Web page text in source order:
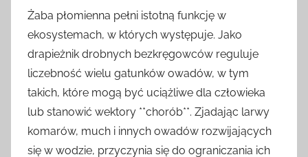
Żaba płomienna pełni istotną funkcję w
ekosystemach, w których występuje. Jako
drapieżnik drobnych bezkręgowców reguluje
liczebność wielu gatunków owadów, w tym
takich, które mogą być uciążliwe dla człowieka
lub stanowić wektory **chorób**. Zjadając larwy
komarów, much i innych owadów rozwijających
się w wodzie, przyczynia się do ograniczania ich